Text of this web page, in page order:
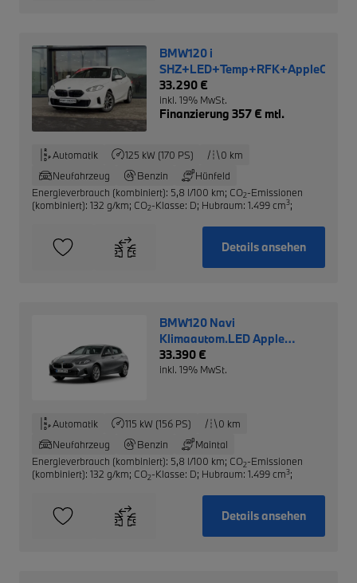
BMW120 i
33.290 €
inkl. 19% MwSt.
Finanzierung 357 € mtl.
Automatik 125 kW (170 PS)
0 km
Neufahrzeug
Benzin
Hünfeld
Energieverbrauch (kombiniert): 5,8 l/100 km; CO2-Emissionen
(kombiniert): 132 g/km; CO2-Klasse: D; Hubraum: 1.499 cm3;
Details ansehen
BMW120 Navi
Klimaautom.LED Apple
CarPlay Musikstreaming
33.390 €
inkl. 19% MwSt.
Automatik 115 kW (156 PS)
0 km
Neufahrzeug
Benzin
Maintal
Energieverbrauch (kombiniert): 5,8 l/100 km; CO2-Emissionen
(kombiniert): 132 g/km; CO2-Klasse: D; Hubraum: 1.499 cm3;
Details ansehen